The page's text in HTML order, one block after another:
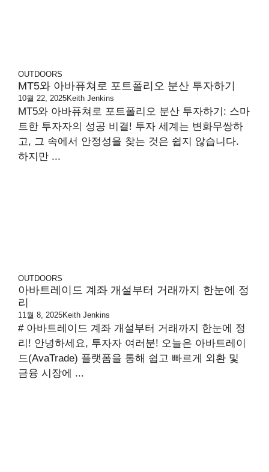
OUTDOORS
MT5와 아바퓨쳐로 포트폴리오 분산 투자하기
10월 22, 2025Keith Jenkins
MT5와 아바퓨쳐로 포트폴리오 분산 투자하기: 스마
트한 투자자의 성공 비결! 투자 세계는 변화무쌍하
고, 그 속에서 안정성을 찾는 것은 쉽지 않습니다.
하지만 ...
OUTDOORS
아바트레이드 계좌 개설부터 거래까지 한눈에 정
리
11월 8, 2025Keith Jenkins
# 아바트레이드 계좌 개설부터 거래까지 한눈에 정
리! 안녕하세요, 투자자 여러분! 오늘은 아바트레이
드(AvaTrade) 플랫폼을 통해 쉽고 빠르게 외환 및
금융 시장에 ...